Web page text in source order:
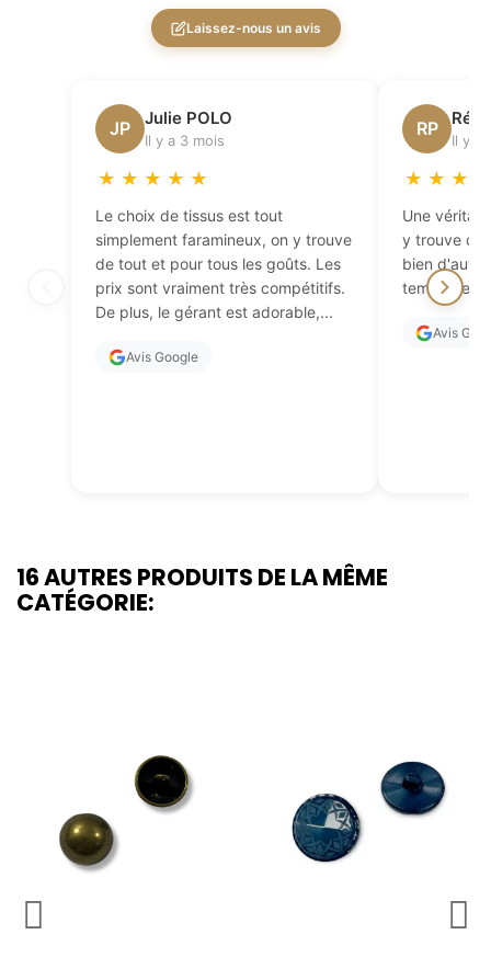
Laissez-nous un avis
JP Julie POLO
Il y a 3 mois
★ ★ ★ ★ ★
Le choix de tissus est tout
simplement faramineux, on y trouve
de tout et pour tous les goûts. Les
prix sont vraiment très compétitifs.
De plus, le gérant est adorable,...
Avis Google
RP
Il y a
★ ★ ★
Une
y trouve de
bien
temps de
Avis
16 AUTRES PRODUITS DE LA MÊME
CATÉGORIE: